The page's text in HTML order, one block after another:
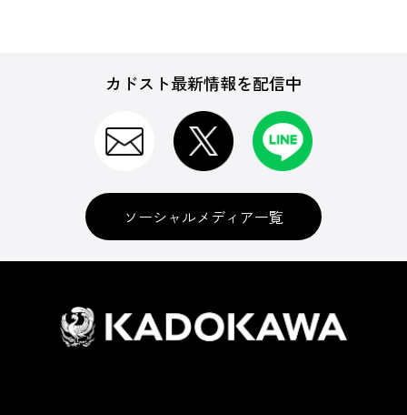
カドスト最新情報を配信中
ソーシャルメディア一覧